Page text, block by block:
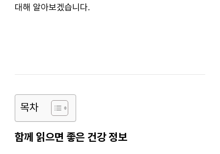
대해 알아보겠습니다.
목차
함께 읽으면 좋은 건강 정보